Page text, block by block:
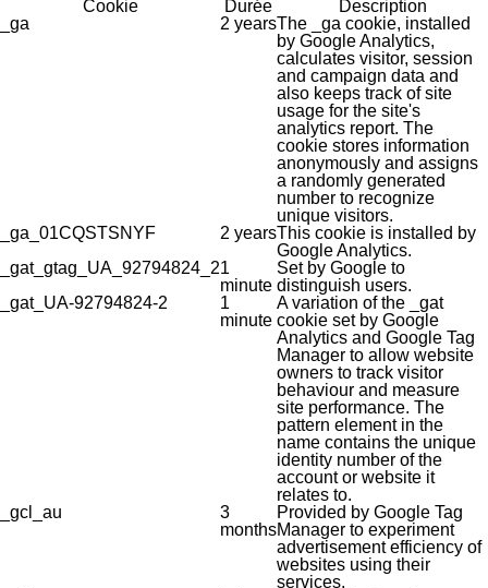
Cookie
Durée
Description
_ga
2 yearsThe _ga cookie, installed
by Google Analytics,
calculates visitor, session
and campaign data and
also keeps track of site
usage for the site's
analytics report. The
cookie stores information
anonymously and assigns
a randomly generated
number to recognize
unique visitors.
_ga_01CQSTSNYF
2 yearsThis cookie is installed by
Google Analytics.
_gat_gtag_UA_92794824_21
minute
Set by Google to
distinguish users.
_gat_UA-92794824-2
1
minute
A variation of the _gat
cookie set by Google
Analytics and Google Tag
Manager to allow website
owners to track visitor
behaviour and measure
site performance. The
pattern element in the
name contains the unique
identity number of the
account or website it
relates to.
_gcl_au
3
months
Provided by Google Tag
Manager to experiment
advertisement efficiency of
websites using their
services.